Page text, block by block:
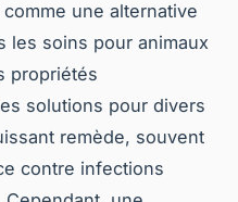
une alternative
les soins pour animaux
propriétés
solutions pour divers
remède, souvent
contre infections